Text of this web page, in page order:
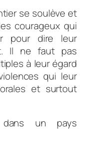
se soulève et
courageux qui
pour dire leur
Il ne faut pas
à leur égard
qui leur
et surtout
dans un pays